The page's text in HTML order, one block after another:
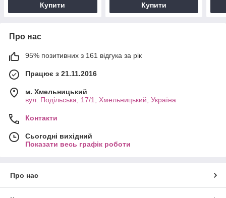
Купити Купити
Про нас
95% позитивних з 161 відгука за рік
Працює з 21.11.2016
м. Хмельницький
вул. Подільська, 17/1, Хмельницький, Україна
Контакти
Сьогодні вихідний
Показати весь графік роботи
Про нас